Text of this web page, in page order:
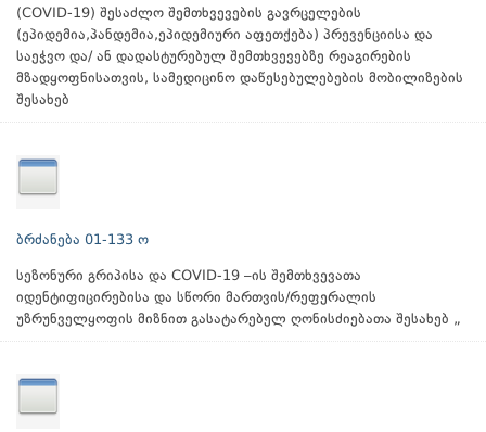
(COVID-19) შესაძლო შემთხვევების გავრცელების
(ეპიდემია,პანდემია,ეპიდემიური აფეთქება) პრევენციისა და
საეჭვო და/ ან დადასტურებულ შემთხვევებზე რეაგირების
მზადყოფნისათვის, სამედიცინო დაწესებულებების მობილიზების
შესახებ
ბრძანება 01-133 ო
სეზონური გრიპისა და COVID-19 –ის შემთხვევათა
იდენტიფიცირებისა და სწორი მართვის/რეფერალის
უზრუნველყოფის მიზნით გასატარებელ ღონისძიებათა შესახებ „